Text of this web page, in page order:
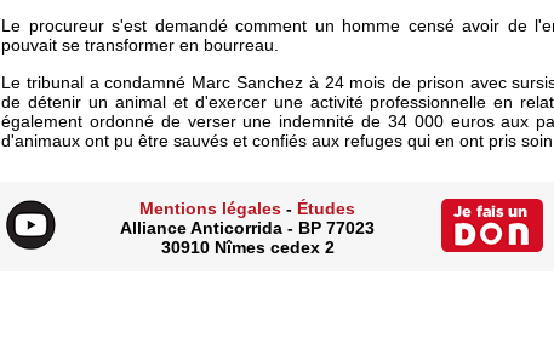
Le procureur s'est demandé comment un homme censé avoir de
pouvait se transformer en bourreau.
Le tribunal a condamné Marc Sanchez à 24 mois de prison avec
de détenir un animal et d'exercer une activité professionnelle en
également ordonné de verser une indemnité de 34 000 euros aux
d'animaux ont pu être sauvés et confiés aux refuges qui en ont pris soin.
Mentions légales - Études
Alliance Anticorrida - BP 77023
30910 Nîmes cedex 2